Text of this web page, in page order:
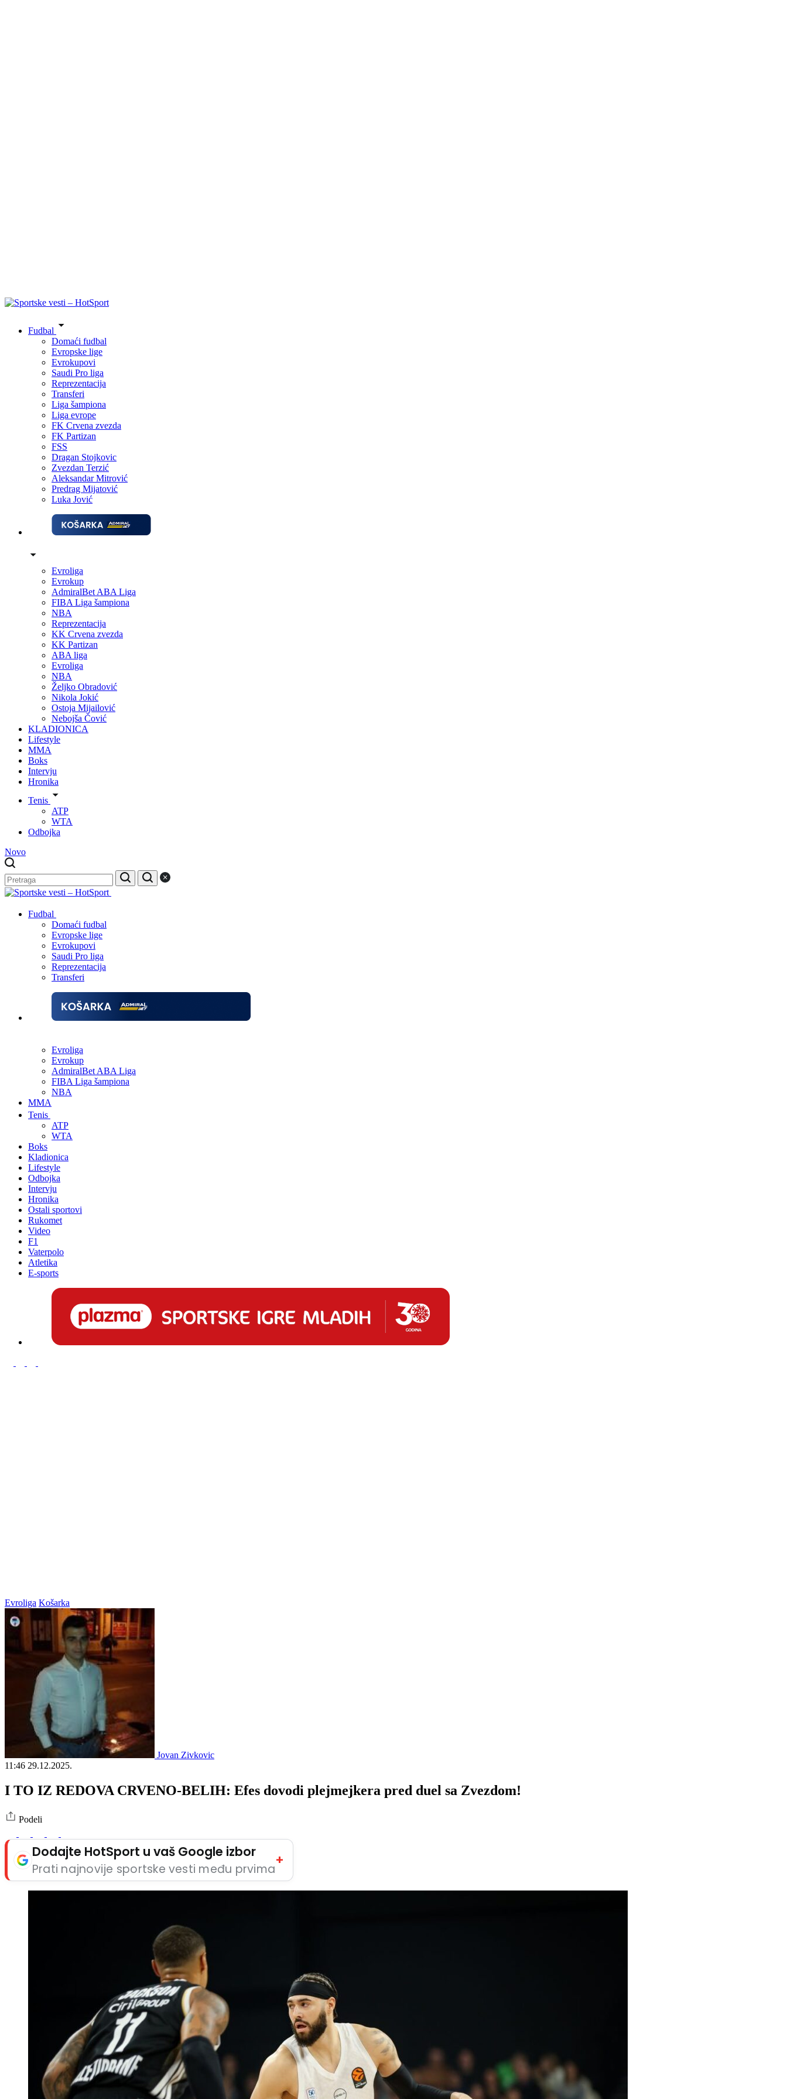
Fudbal
Domaći fudbal
Evropske lige
Evrokupovi
Saudi Pro liga
Reprezentacija
Transferi
Liga šampiona
Liga evrope
FK Crvena zvezda
FK Partizan
FSS
Dragan Stojkovic
Zvezdan Terzić
Aleksandar Mitrović
Predrag Mijatović
Luka Jović
Evroliga
Evrokup
AdmiralBet ABA Liga
FIBA Liga šampiona
NBA
Reprezentacija
KK Crvena zvezda
KK Partizan
ABA liga
Evroliga
NBA
Željko Obradović
Nikola Jokić
Ostoja Mijailović
Nebojša Čović
KLADIONICA
Lifestyle
MMA
Boks
Intervju
Hronika
Tenis
ATP
WTA
Odbojka
Novo
Fudbal
Domaći fudbal
Evropske lige
Evrokupovi
Saudi Pro liga
Reprezentacija
Transferi
Evroliga
Evrokup
AdmiralBet ABA Liga
FIBA Liga šampiona
NBA
MMA
Tenis
ATP
WTA
Boks
Kladionica
Lifestyle
Odbojka
Intervju
Hronika
Ostali sportovi
Rukomet
Video
F1
Vaterpolo
Atletika
E-sports
Evroliga Košarka
Jovan Zivkovic
11:46 29.12.2025.
I TO IZ REDOVA CRVENO-BELIH: Efes dovodi plejmejkera pred duel sa Zvezdom!
Podeli
Dodajte HotSport u vaš Google izbor
Prati najnovije sportske vesti među prvima
+